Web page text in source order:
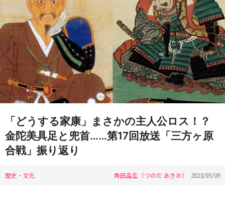
「どうする家康」まさかの主人公ロス！？
金陀美具足と兜首……第17回放送「三方ヶ原
合戦」振り返り
歴史・文化 角田晶生（つのだ あきお） 2023/05/09